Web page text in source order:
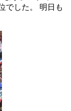
でした。 明日も